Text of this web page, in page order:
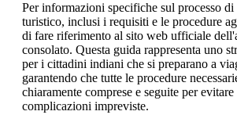
Per informazioni specifiche sul processo
turistico, inclusi i requisiti e le procedure
di fare riferimento al sito web ufficiale
consolato. Questa guida rappresenta uno
per i cittadini indiani che si preparano a
garantendo che tutte le procedure
chiaramente comprese e seguite per
complicazioni impreviste.